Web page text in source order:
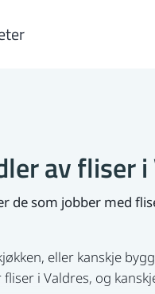
av fliser i
de som jobber med
eller kanskje
i Valdres, og